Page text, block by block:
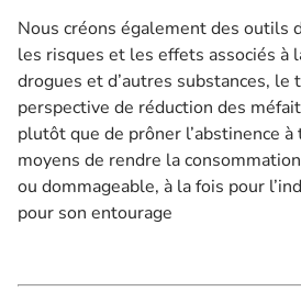
Nous créons également des outils
les risques et les effets associés à
drogues et d’autres substances, le
perspective de réduction des
plutôt que de prôner l’abstinence
moyens de rendre la
ou dommageable, à la fois pour
pour son entourage